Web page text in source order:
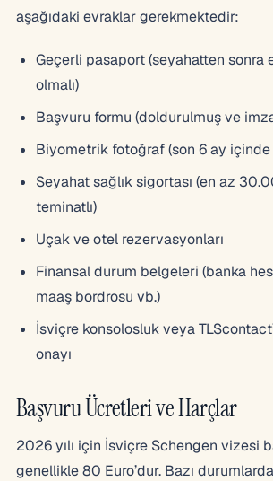
aşağıdaki evraklar gerekmektedir:
Geçerli pasaport (seyahatten sonra
olmalı)
Başvuru formu (doldurulmuş ve
Biyometrik fotoğraf (son 6 ay
Seyahat sağlık sigortası (en az
teminatlı)
Uçak ve otel rezervasyonları
Finansal durum belgeleri (banka
maaş bordrosu vb.)
İsviçre konsolosluk veya
onayı
Başvuru Ücretleri ve Harçlar
2026 yılı için İsviçre Schengen vizesi
genellikle 80 Euro’dur. Bazı